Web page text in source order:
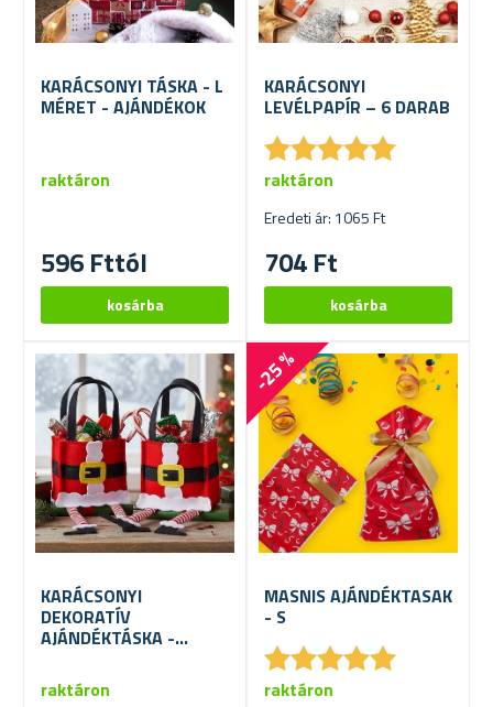
KARÁCSONYI TÁSKA - L
MÉRET - AJÁNDÉKOK
596 Fttól
raktáron
KARÁCSONYI
LEVÉLPAPÍR – 6 DARAB
★★★★★
★★★★★
Eredeti ár: 1065 Ft
704 Ft
raktáron
KARÁCSONYI
DEKORATÍV
AJÁNDÉKTÁSKA -
raktáron
-25 %
MASNIS AJÁNDÉKTASAK
- S
★★★★★
★★★★★
raktáron